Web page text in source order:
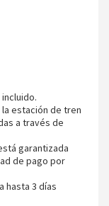
estación de tren
a través de
garantizada
de pago por
hasta 3 días